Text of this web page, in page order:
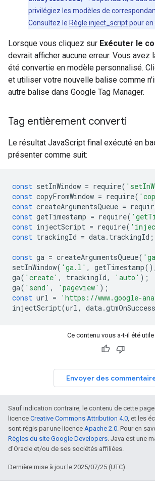
privilégiez les modèles de
Consultez le Règle inject_scriptpour en
Lorsque vous cliquez sur Exécuter le
devrait afficher aucune erreur. Vous avez
été convertie en modèle personnalisé.
et utiliser votre nouvelle balise comme
autre balise dans Google Tag Manager.
Tag entièrement converti
Le résultat JavaScript final exécuté en
présenter comme suit:
const setInWindow = require(
const copyFromWindow = require(
const createArgumentsQueue =
const getTimestamp = require(
const injectScript = require(
const trackingId = data. trackingId ;
const ga = createArgumentsQueue(
setInWindow( 'ga.l' , getTimestamp(),
ga( 'create' , trackingId, 'auto' );
ga( 'send' , 'pageview' );
const url =
'https://www.google-
injectScript(url, data.gtmOnSuccess
Ce contenu vous a-t-il été utile
Envoyer des
Sauf indication contraire, le contenu de cette
licence Creative Commons Attribution 4.0 , et les
sont régis par une licence Apache 2.0 . Pour en
Règles du site Google Developers . Java est une
d'Oracle et/ou de ses sociétés affiliées.
Dernière mise à jour le 2025/07/25 (UTC).